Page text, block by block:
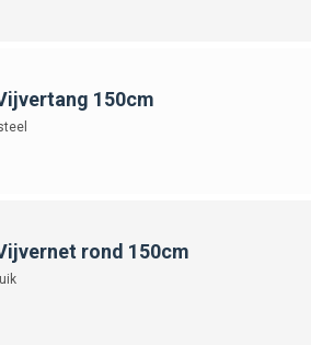
150cm
rond 150cm